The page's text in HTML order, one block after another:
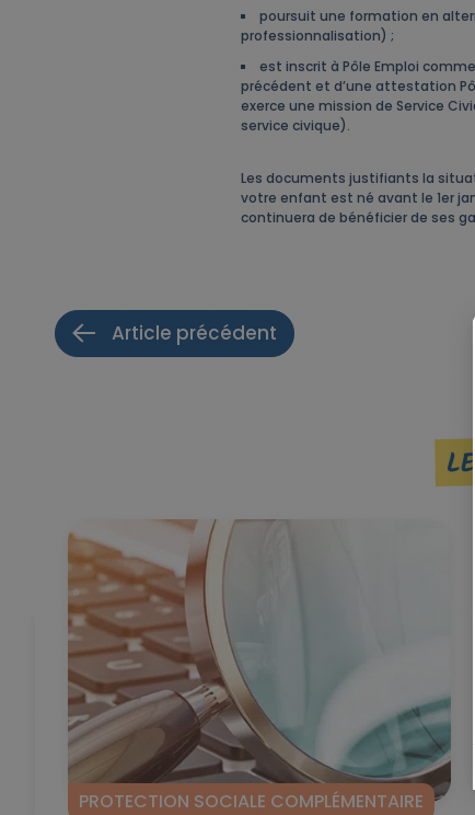
poursuit une formation en
professionnalisation) ;
est inscrit à Pôle Emploi
précédent et d’une attestation
exerce une mission de Service
service civique).
Les documents justifiants la
votre enfant est né avant le 1er
continuera de bénéficier de ses
Article précédent
PROTECTION SOCIALE COMPLÉMENTAIRE